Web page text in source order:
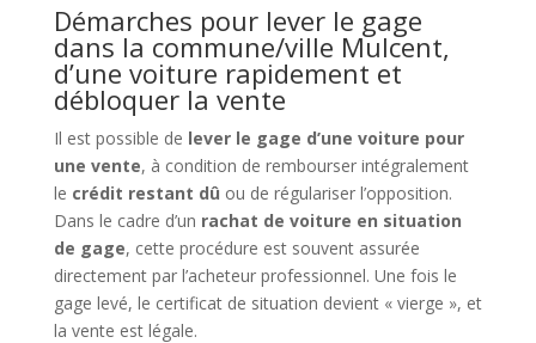
Démarches pour lever le gage
dans la commune/ville Mulcent,
d’une voiture rapidement et
débloquer la vente
Il est possible de lever le gage d’une voiture pour
une vente, à condition de rembourser intégralement
le crédit restant dû ou de régulariser l’opposition.
Dans le cadre d’un rachat de voiture en situation
de gage, cette procédure est souvent assurée
directement par l’acheteur professionnel. Une fois le
gage levé, le certificat de situation devient « vierge », et
la vente est légale.